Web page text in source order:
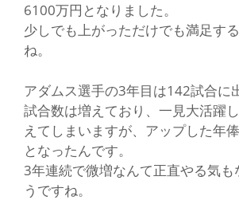
6100万円となりました。
少しでも上がっただけでも満足す
ね。
アダムス選手の3年目は142試合に
試合数は増えており、一見大活躍
えてしまいますが、アップした年
となったんです。
3年連続で微増なんて正直やる気も
うですね。